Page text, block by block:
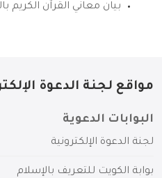
بيان معاني القرآن الكريم
مواقع لجنة الدعوة
البوابات الدعوية
لجنة الدعوة الإلكترونية
بوابة الكويت للتعريف بالإسلام